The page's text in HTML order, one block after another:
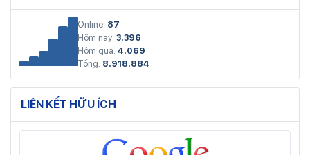
Online: 87
Hôm nay: 3.396
Hôm qua: 4.069
Tổng: 8.918.884
LIÊN KẾT HỮU ÍCH